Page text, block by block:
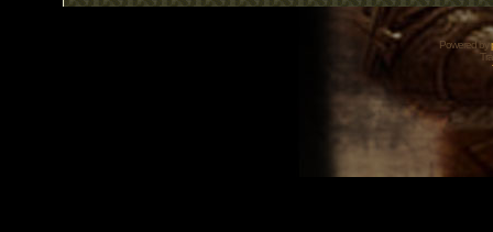
Powered by